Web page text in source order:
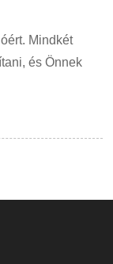
Mindkét
és Önnek